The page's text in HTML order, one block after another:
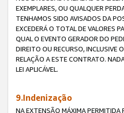
EXEMPLARES, OU QUALQUER
TENHAMOS SIDO AVISADOS DA
EXCEDERÁ O TOTAL DE VALORES
QUAL O EVENTO GERADOR DO
DIREITO OU RECURSO, INCLUSIVE
RELAÇÃO A ESTE CONTRATO.
LEI APLICÁVEL.
9.Indenização
NA EXTENSÃO MÁXIMA PERMITIDA